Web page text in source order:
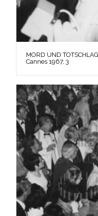
MORD UND
Cannes 1967, 3